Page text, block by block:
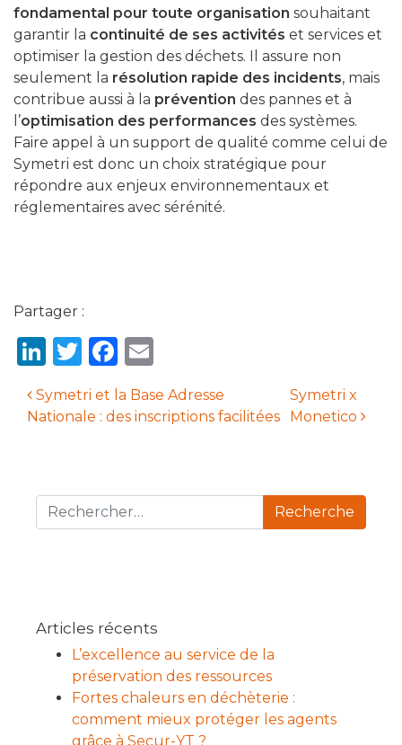
fondamental pour toute organisation souhaitant
garantir la continuité de ses activités et services et
optimiser la gestion des déchets. Il assure non
seulement la résolution rapide des incidents, mais
contribue aussi à la prévention des pannes et à
l’optimisation des performances des systèmes.
Faire appel à un support de qualité comme celui de
Symetri est donc un choix stratégique pour
répondre aux enjeux environnementaux et
réglementaires avec sérénité.
Partager :
LinkedIn
Twitter
Facebook
Navigation des articles
Symetri et la Base Adresse
Nationale : des inscriptions facilitées
Symetri x
Monetico
Recherche pour :
Articles récents
L’excellence au service de la
préservation des ressources
Fortes chaleurs en déchèterie :
comment mieux protéger les agents
grâce à Secur-YT ?